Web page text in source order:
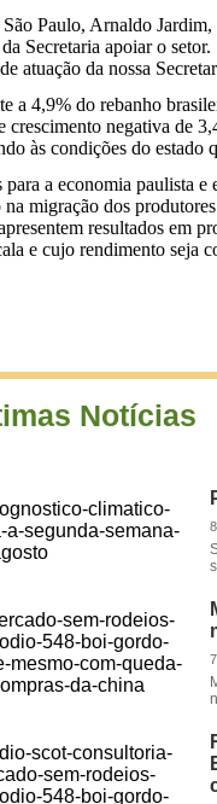
Paulo, Arnaldo
Secretaria apoiar o
atuação da nossa
a 4,9% do rebanho
crescimento negativa de
às condições do
a economia paulista e
migração dos
resultados em
e cujo rendimento
Notícias